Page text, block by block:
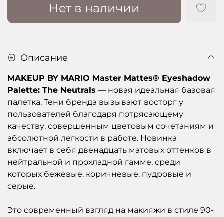
Нет в наличии
Описание
MAKEUP BY MARIO Master Mattes® Eyeshadow
Palette: The Neutrals — новая идеальная базовая
палетка. Тени бренда вызывают восторг у
пользователей благодаря потрясающему
качеству, совершенным цветовым сочетаниям и
абсолютной легкости в работе. Новинка
включает в себя двенадцать матовых оттенков в
нейтральной и прохладной гамме, среди
которых бежевые, коричневые, пудровые и
серые.
Это современный взгляд на макияжи в стиле 90-